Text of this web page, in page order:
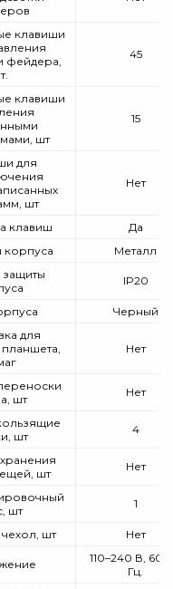
клавиши
фейдера,
45
клавиши
шт
15
для
шт
Нет
клавиш Да
корпуса
Металл
защиты
IP20
Черный
для
Нет
шт
Нет
шт
4
шт
Нет
шт
1
шт Нет
110–240 В,
Гц.